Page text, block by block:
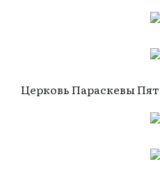
Церковь Параскевы